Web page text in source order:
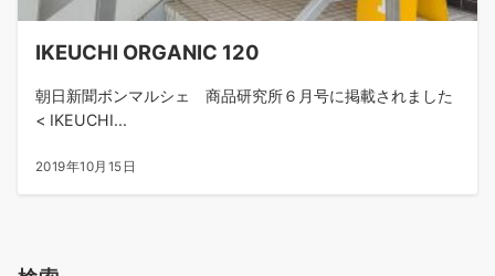
IKEUCHI ORGANIC 120
朝日新聞ボンマルシェ 商品研究所６月号に掲載されました
< IKEUCHI...
2019年10月15日